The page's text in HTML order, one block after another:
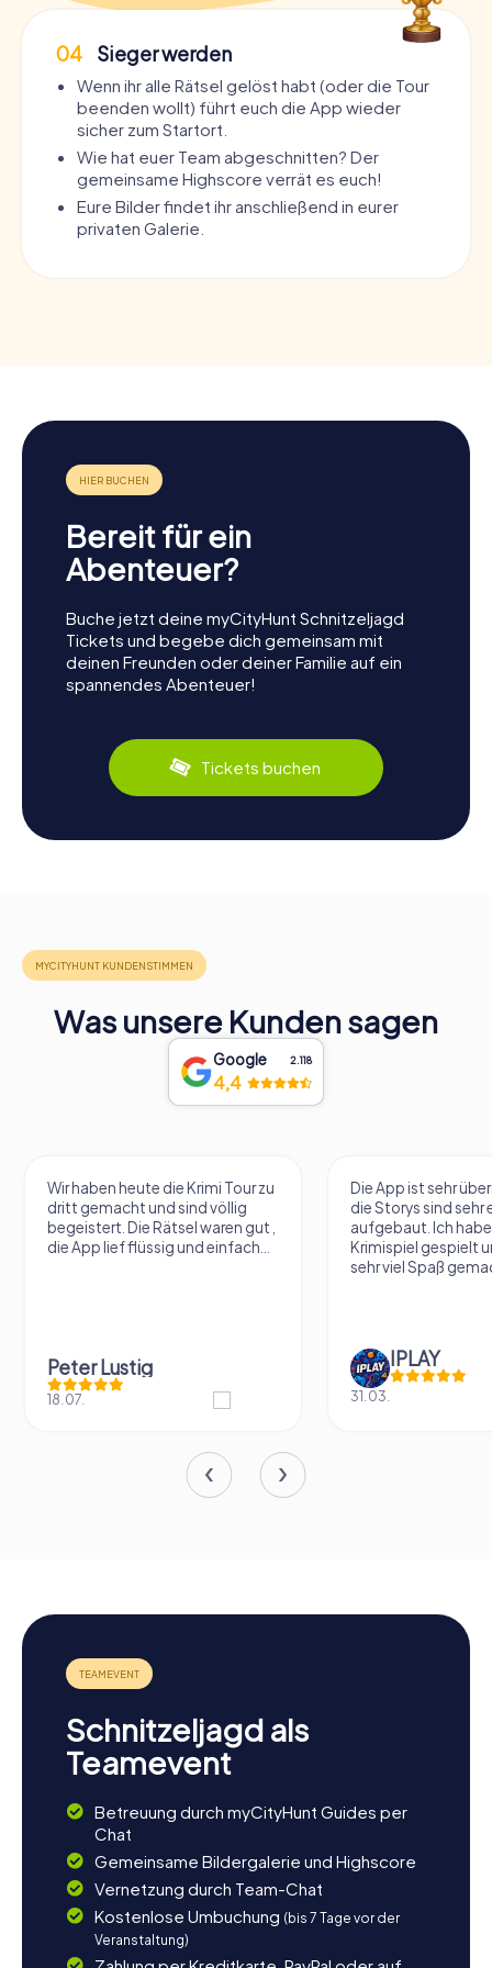
04 Sieger werden
Wenn ihr alle Rätsel gelöst habt (oder die Tour
beenden wollt) führt euch die App wieder
sicher zum Startort.
Wie hat euer Team abgeschnitten? Der
gemeinsame Highscore verrät es euch!
Eure Bilder findet ihr anschließend in eurer
privaten Galerie.
Bereit für ein
Abenteuer?
Buche jetzt deine myCityHunt Schnitzeljagd
Tickets und begebe dich gemeinsam mit
deinen Freunden oder deiner Familie auf ein
spannendes Abenteuer!
Tickets buchen
Was unsere Kunden sagen
Google 2.118
4,4
Wir haben heute die Krimi Tour zu
dritt gemacht und sind völlig
begeistert. Die Rätsel waren gut ,
die App lief flüssig und einfach...
Peter Lustig
18.07.
Die App ist sehr
die Storys sind sehr
aufgebaut. Ich
Krimispiel gespielt
sehr viel Spaß
IPLAY
31.03.
Schnitzeljagd als
Teamevent
Betreuung durch myCityHunt Guides per
Chat
Gemeinsame Bildergalerie und Highscore
Vernetzung durch Team-Chat
Kostenlose Umbuchung (bis 7 Tage vor der
Veranstaltung)